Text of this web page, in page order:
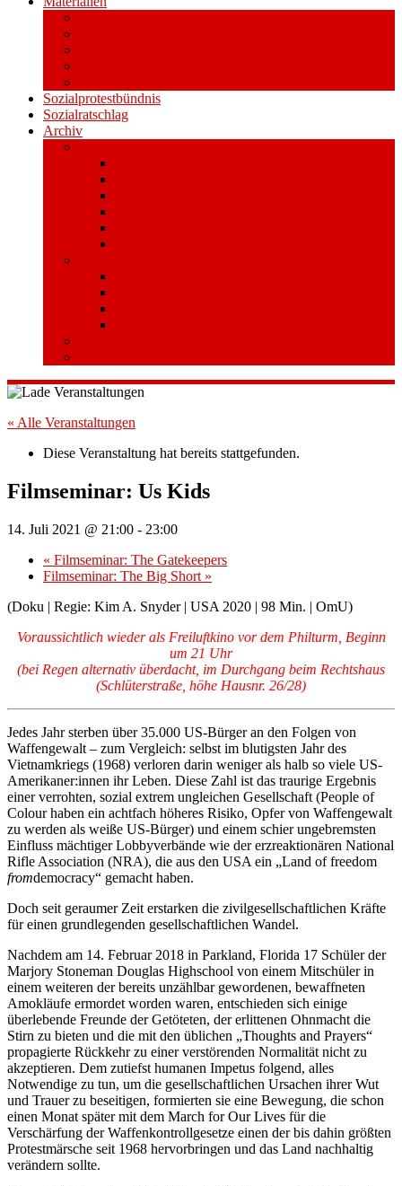
Sozialprotestbündnis
Sozialratschlag
Archiv
« Alle Veranstaltungen
Diese Veranstaltung hat bereits stattgefunden.
Filmseminar: Us Kids
14. Juli 2021 @ 21:00 - 23:00
« Filmseminar: The Gatekeepers
Filmseminar: The Big Short »
(Doku | Regie: Kim A. Snyder | USA 2020 | 98 Min. | OmU)
Voraussichtlich wieder als Freiluftkino vor dem Philturm, Beginn
um 21 Uhr
(bei Regen alternativ überdacht, im Durchgang beim Rechtshaus
(Schlüterstraße, höhe Hausnr. 26/28)
Jedes Jahr sterben über 35.000 US-Bürger an den Folgen von
Waffengewalt – zum Vergleich: selbst im blutigsten Jahr des
Vietnamkriegs (1968) verloren darin weniger als halb so viele US-
Amerikaner:innen ihr Leben. Diese Zahl ist das traurige Ergebnis
einer verrohten, sozial extrem ungleichen Gesellschaft (People of
Colour haben ein achtfach höheres Risiko, Opfer von Waffengewalt
zu werden als weiße US-Bürger) und einem schier ungebremsten
Einfluss mächtiger Lobbyverbände wie der erzreaktionären National
Rifle Association (NRA), die aus den USA ein „Land of freedom
fromdemocracy“ gemacht haben.
Doch seit geraumer Zeit erstarken die zivilgesellschaftlichen Kräfte
für einen grundlegenden gesellschaftlichen Wandel.
Nachdem am 14. Februar 2018 in Parkland, Florida 17 Schüler der
Marjory Stoneman Douglas Highschool von einem Mitschüler in
einem weiteren der bereits unzählbar gewordenen, bewaffneten
Amokläufe ermordet worden waren, entschieden sich einige
überlebende Freunde der Getöteten, der erlittenen Ohnmacht die
Stirn zu bieten und die mit den üblichen „Thoughts and Prayers“
propagierte Rückkehr zu einer verstörenden Normalität nicht zu
akzeptieren. Dem zutiefst humanen Impetus folgend, alles
Notwendige zu tun, um die gesellschaftlichen Ursachen ihrer Wut
und Trauer zu beseitigen, formierten sie eine Bewegung, die schon
einen Monat später mit dem March for Our Lives für die
Verschärfung der Waffenkontrollgesetze einen der bis dahin größten
Protestmärsche seit 1968 hervorbringen und das Land nachhaltig
verändern sollte.